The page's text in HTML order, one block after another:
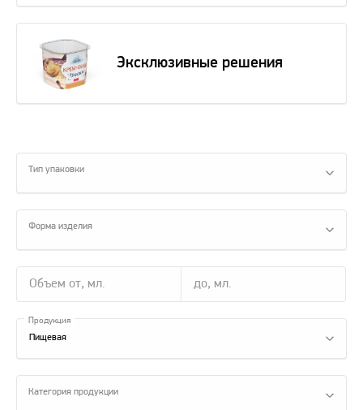
Эксклюзивные решения
Тип упаковки
Форма изделия
Пищевая
Продукция
Категория продукции